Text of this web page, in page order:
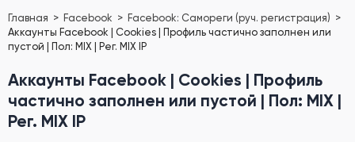
Главная Facebook
Facebook: Самореги (руч. регистрация)
Аккаунты Facebook | Cookies | Профиль частично заполнен или
пустой | Пол: MIX | Рег. MIX IP
Аккаунты Facebook | Cookies | Профиль
частично заполнен или пустой | Пол: MIX |
Рег. MIX IP